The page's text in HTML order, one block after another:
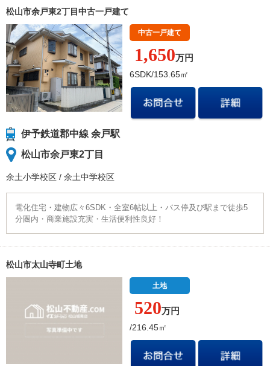
松山市余戸東2丁目中古一戸建て
中古一戸建て
1,650万円
6SDK/153.65㎡
伊予鉄道郡中線 余戸駅
松山市余戸東2丁目
余土小学校区 / 余土中学校区
電化住宅・建物広々6SDK・全室6帖以上・バス停及び駅まで徒歩5
分圏内・商業施設充実・生活便利性良好！
松山市太山寺町土地
土地
520万円
/216.45㎡